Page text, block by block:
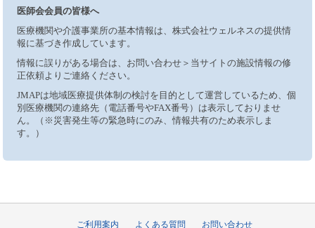
医師会会員の皆様へ
医療機関や介護事業所の基本情報は、株式会社ウェルネスの提供情
報に基づき作成しています。
情報に誤りがある場合は、お問い合わせ＞当サイトの施設情報の修
正依頼よりご連絡ください。
JMAPは地域医療提供体制の検討を目的として運営しているため、個
別医療機関の連絡先（電話番号やFAX番号）は表示しておりませ
ん。（※災害発生等の緊急時にのみ、情報共有のため表示しま
す。）
ご利用案内 よくある質問 お問い合わせ